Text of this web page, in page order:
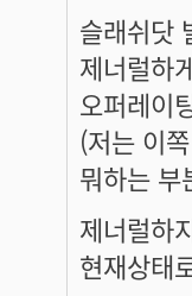
슬래쉬닷
제너럴하
오퍼레이
(저는 이
뭐하는 부
제너럴하
현재상태